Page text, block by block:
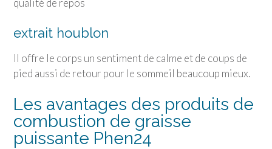
qualité de repos
extrait houblon
Il offre le corps un sentiment de calme et de coups de
pied aussi de retour pour le sommeil beaucoup mieux.
Les avantages des produits de
combustion de graisse
puissante Phen24